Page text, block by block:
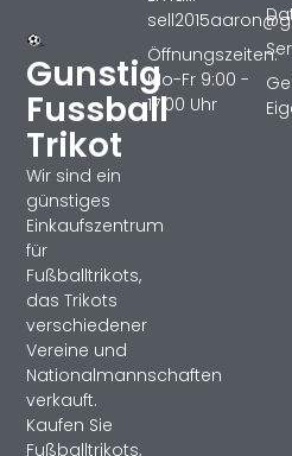
Gunstig
Fussball
Trikot
Wir sind ein
günstiges
Einkaufszentrum
für
Fußballtrikots,
das Trikots
verschiedener
Vereine und
Nationalmannschaften
verkauft.
Kaufen Sie
Fußballtrikots,
Öffnungszeiten:
Mo-Fr 9:00 -
17:00 Uhr